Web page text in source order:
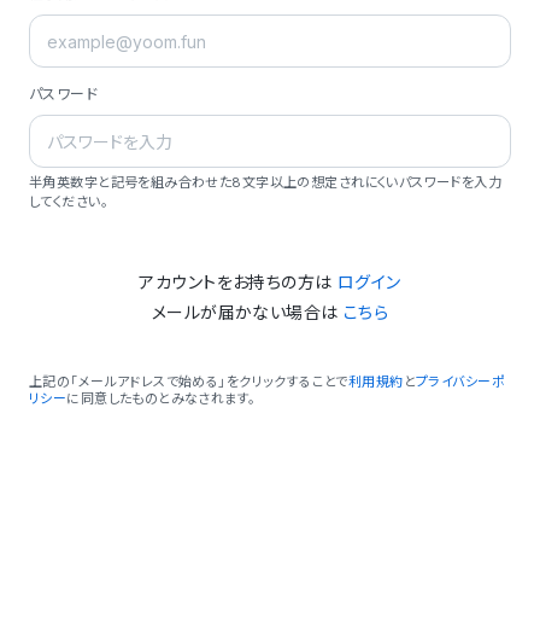
パスワード
半角英数字と記号を組み合わせた8文字以上の想定されにくいパスワードを入力
してください。
アカウントをお持ちの方は ログイン
メールが届かない場合は こちら
上記の「メールアドレスで始める」をクリックすることで利用規約 とプライバシーポ
リシーに同意したものとみなされます。